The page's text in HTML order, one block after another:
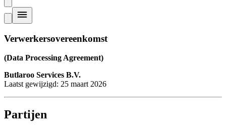
Verwerkersovereenkomst
(Data Processing Agreement)
Butlaroo Services B.V.
Laatst gewijzigd: 25 maart 2026
Partijen